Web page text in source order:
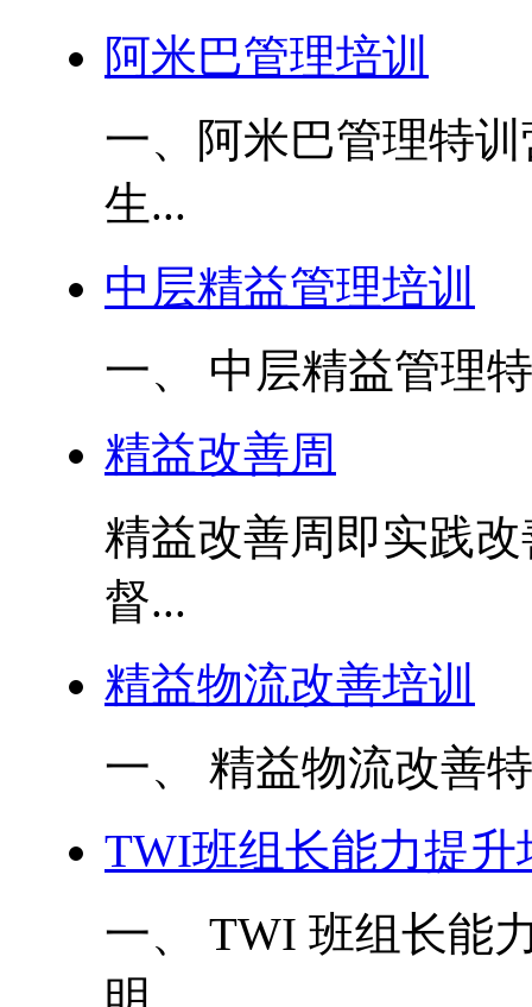
阿米巴管理培训
一、阿米巴管理特
生...
中层精益管理培训
一、 中层精益管理
精益改善周
精益改善周即实践
督...
精益物流改善培训
一、 精益物流改善
TWI班组长能力提升
一、 TWI 班组长能